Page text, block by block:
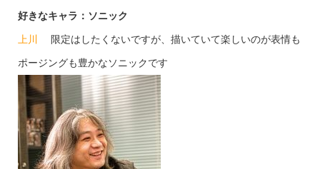
好きなキャラ：ソニック
上川 限定はしたくないですが、描いていて楽しいのが表情も
ポージングも豊かなソニックです